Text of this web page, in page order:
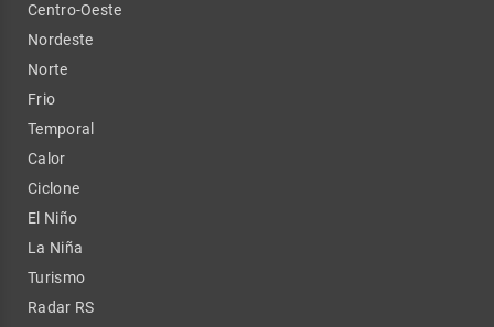
Centro-Oeste
Nordeste
Norte
Frio
Temporal
Calor
Ciclone
El Niño
La Niña
Turismo
Radar RS